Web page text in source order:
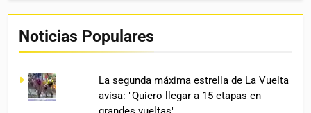
Noticias Populares
La segunda máxima estrella de La Vuelta
avisa: "Quiero llegar a 15 etapas en